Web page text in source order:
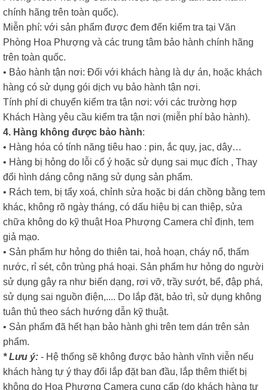
chính hãng trên toàn quốc).
Miễn phí: với sản phẩm được đem đến kiểm tra tại Văn
Phòng Hoa Phượng và các trung tâm bảo hành chính hãng
trên toàn quốc.
• Bảo hành tận nơi: Đối với khách hàng là dự án, hoặc khách
hàng có sử dụng gói dịch vụ bảo hành tận nơi.
Tính phí di chuyển kiểm tra tận nơi: với các trường hợp
Khách Hàng yêu cầu kiểm tra tận nơi (miễn phí bảo hành).
4. Hàng không được bảo hành:
• Hàng hóa có tính năng tiêu hao : pin, ắc quy, jac, dây…
• Hàng bị hỏng do lỗi cố ý hoặc sử dụng sai mục đích , Thay
đổi hình dáng công năng sử dụng sản phẩm.
• Rách tem, bị tẩy xoá, chỉnh sửa hoặc bị dán chồng bằng tem
khác, không rõ ngày tháng, có dấu hiệu bị can thiệp, sửa
chữa không do kỹ thuật Hoa Phượng Camera chỉ định, tem
giả mạo.
• Sản phẩm hư hỏng do thiên tai, hoả hoạn, cháy nổ, thấm
nước, rỉ sét, côn trùng phá hoại. Sản phẩm hư hỏng do người
sử dụng gây ra như biến dạng, rơi vỡ, trầy sướt, bể, đập phá,
sử dụng sai nguồn điện,.... Do lắp đặt, bảo trì, sử dụng không
tuân thủ theo sách hướng dẫn kỹ thuật.
• Sản phẩm đã hết hạn bảo hành ghi trên tem dán trên sản
phẩm.
* Lưu ý: - Hệ thống sẽ không được bảo hành vĩnh viễn nếu
khách hàng tự ý thay đổi lắp đặt ban đầu, lắp thêm thiết bị
không do Hoa Phượng Camera cung cấp (do khách hàng tự